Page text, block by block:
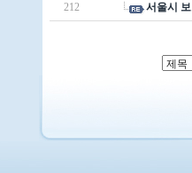
212 서울시